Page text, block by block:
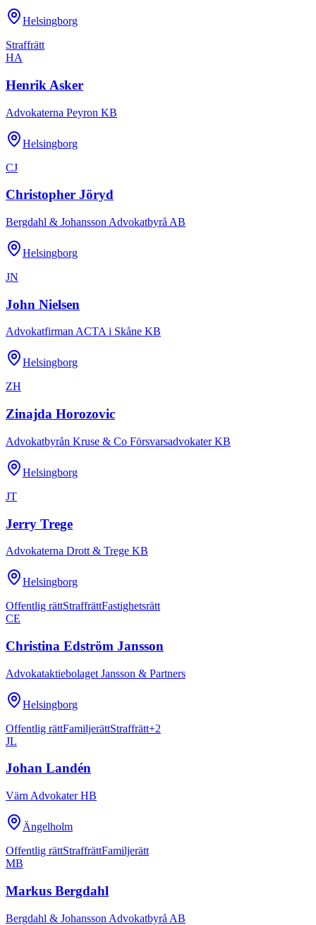
Helsingborg
Straffrätt
HA
Henrik Asker
Advokaterna Peyron KB
Helsingborg
CJ
Christopher Jöryd
Bergdahl & Johansson Advokatbyrå AB
Helsingborg
JN
John Nielsen
Advokatfirman ACTA i Skåne KB
Helsingborg
ZH
Zinajda Horozovic
Advokatbyrån Kruse & Co Försvarsadvokater KB
Helsingborg
JT
Jerry Trege
Advokaterna Drott & Trege KB
Helsingborg
Offentlig rättStraffrättFastighetsrätt
CE
Christina Edström Jansson
Advokataktiebolaget Jansson & Partners
Helsingborg
Offentlig rättFamiljerättStraffrätt+2
JL
Johan Landén
Värn Advokater HB
Ängelholm
Offentlig rättStraffrättFamiljerätt
MB
Markus Bergdahl
Bergdahl & Johansson Advokatbyrå AB